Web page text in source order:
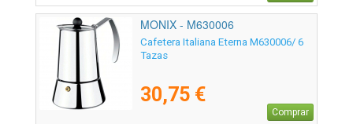
MONIX - M630006
Cafetera Italiana Eterna M630006/ 6
Tazas
30,75 €
Comprar